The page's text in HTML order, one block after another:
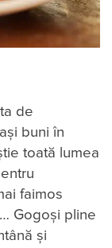
de
buni în
toată lumea
faimos
Gogoși pline
și